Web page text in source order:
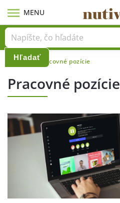
Hľadať
Domov / Pracovné pozície
Pracovné pozície